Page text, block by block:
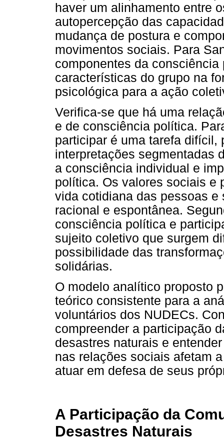
haver um alinhamento entre
autopercepção das
mudança de postura e
movimentos sociais. Para
componentes da
características do grupo na
psicológica para a ação
Verifica-se que há uma
e de consciência política.
participar é uma tarefa
interpretações segmentadas
a consciência individual e
política. Os valores sociais e
vida cotidiana das pessoas
racional e espontânea.
consciência política e
sujeito coletivo que surgem
possibilidade das
solidárias.
O modelo analítico proposto
teórico consistente para a
voluntários dos NUDECs.
compreender a participação
desastres naturais e
nas relações sociais afetam
atuar em defesa de seus
A Participação da
Desastres Naturais